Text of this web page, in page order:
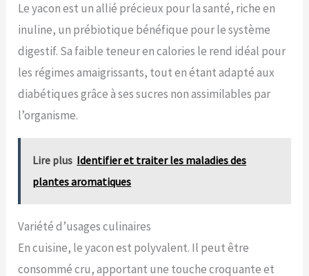
Le yacon est un allié précieux pour la santé, riche en
inuline, un prébiotique bénéfique pour le système
digestif. Sa faible teneur en calories le rend idéal pour
les régimes amaigrissants, tout en étant adapté aux
diabétiques grâce à ses sucres non assimilables par
l’organisme.
Lire plus Identifier et traiter les maladies des
plantes aromatiques
Variété d’usages culinaires
En cuisine, le yacon est polyvalent. Il peut être
consommé cru, apportant une touche croquante et